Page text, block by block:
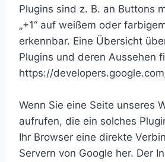
Plugins sind z. B. an Buttons
„+1“ auf weißem oder
erkennbar. Eine Übersicht
Plugins und deren Aussehen
https://
Wenn Sie eine Seite unseres
aufrufen, die ein solches
Ihr Browser eine direkte
Servern von Google her. Der